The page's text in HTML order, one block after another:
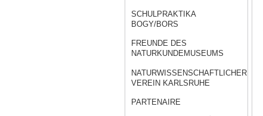
SCHULPRAKTIKA
BOGY/BORS
FREUNDE DES
NATURKUNDEMUSEUMS
NATURWISSENSCHAFTLICHER
VEREIN KARLSRUHE
PARTENAIRE